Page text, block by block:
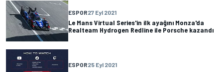
ESPOR27 Eyl 2021
Le Mans Virtual Series'in ilk ayağını Monza'da
Realteam Hydrogen Redline ile Porsche kazandı
ESPOR25 Eyl 2021